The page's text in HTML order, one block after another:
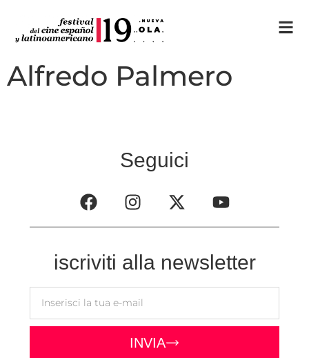
Alfredo Palmero
Seguici
iscriviti alla newsletter
INVIA